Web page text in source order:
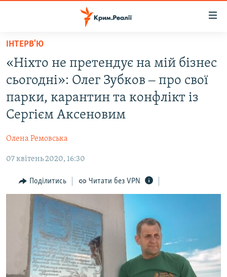
Перейти
основного
матеріалу
до
основної
Перейти
до
ПОЛІТИКА
ІНТЕРВ'Ю
ВСЕ ЗА ДЕНЬ
СПЕЦПРОЕКТИ
ВІДЕОУРОКИ «ELIFBE»
СВІДЧЕННЯ ОКУПАЦІЇ
УКРАЇНСЬКА ПРОБЛЕМА КРИМУ
ЯК ОБІЙТИ БЛОКУВАННЯ
Русский
Qırımtatar
ІНТЕРВ'Ю
«Ніхто не претендує на мій бізнес
сьогодні»: Олег Зубков ‒ про свої
парки, карантин та конфлікт із
Сергієм Аксеновим
Олена Ремовська
07 квітень 2020, 16:30
Поділитись Читати без VPN